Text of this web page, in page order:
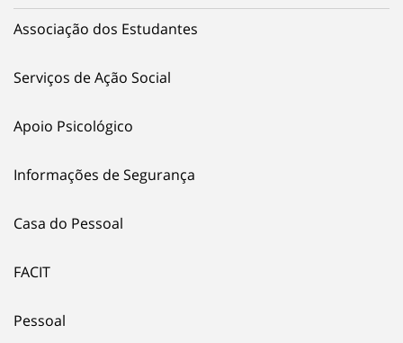
Associação dos Estudantes
Serviços de Ação Social
Apoio Psicológico
Informações de Segurança
Casa do Pessoal
FACIT
Pessoal